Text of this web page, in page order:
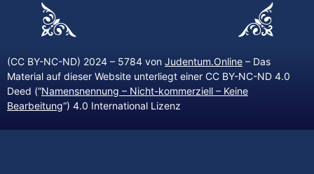
(CC BY-NC-ND) 2024 – 5784 von Judentum.Online – Das
Material auf dieser Website unterliegt einer CC BY-NC-ND 4.0
Deed (“Namensnennung – Nicht-kommerziell – Keine
Bearbeitung“) 4.0 International Lizenz